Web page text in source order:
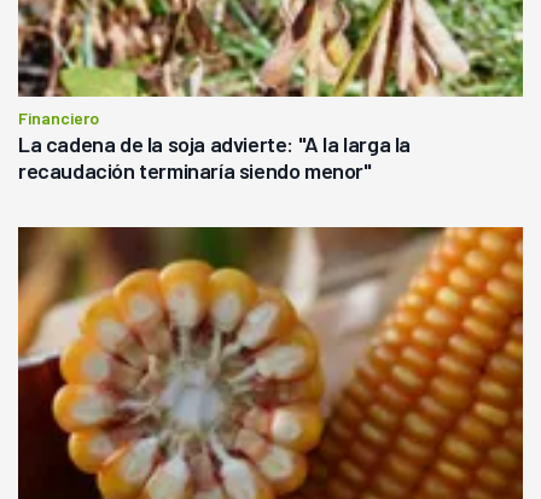
Financiero
La cadena de la soja advierte: "A la larga la
recaudación terminaría siendo menor"